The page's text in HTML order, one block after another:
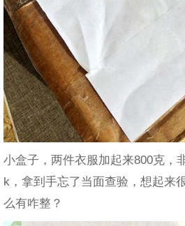
小盒子，两件衣服加起来800克，
k，拿到手忘了当面查验，想起来
么有咋整？